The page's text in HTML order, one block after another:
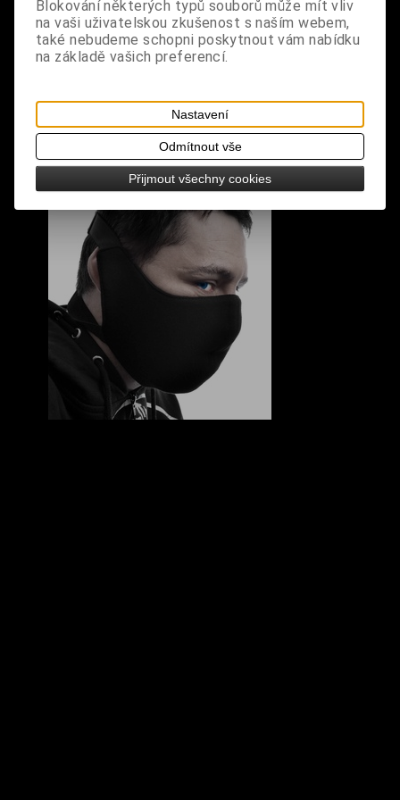
S výrobkem se také prodává
Blokování některých typů souborů může mít vliv
na vaši uživatelskou zkušenost s naším webem,
také nebudeme schopni poskytnout vám nabídku
na základě vašich preferencí.
Nastavení
Odmítnout vše
Přijmout všechny cookies